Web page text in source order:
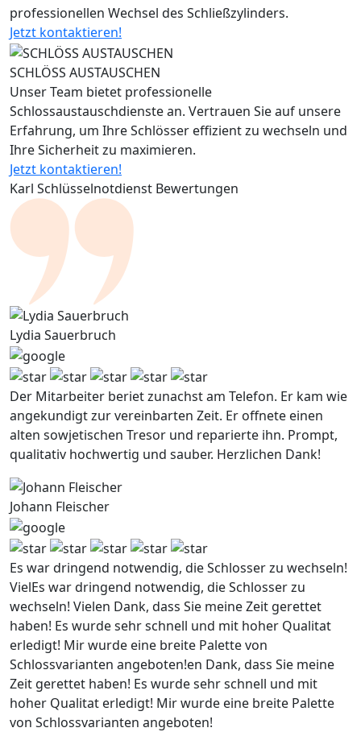
professionellen Wechsel des Schließzylinders.
Jetzt kontaktieren!
SCHLÖSS AUSTAUSCHEN
Unser Team bietet professionelle
Schlossaustauschdienste an. Vertrauen Sie auf unsere
Erfahrung, um Ihre Schlösser effizient zu wechseln und
Ihre Sicherheit zu maximieren.
Jetzt kontaktieren!
Karl Schlüsselnotdienst Bewertungen
Lydia Sauerbruch
Der Mitarbeiter beriet zunachst am Telefon. Er kam wie
angekundigt zur vereinbarten Zeit. Er offnete einen
alten sowjetischen Tresor und reparierte ihn. Prompt,
qualitativ hochwertig und sauber. Herzlichen Dank!
Johann Fleischer
Es war dringend notwendig, die Schlosser zu wechseln!
VielEs war dringend notwendig, die Schlosser zu
wechseln! Vielen Dank, dass Sie meine Zeit gerettet
haben! Es wurde sehr schnell und mit hoher Qualitat
erledigt! Mir wurde eine breite Palette von
Schlossvarianten angeboten!en Dank, dass Sie meine
Zeit gerettet haben! Es wurde sehr schnell und mit
hoher Qualitat erledigt! Mir wurde eine breite Palette
von Schlossvarianten angeboten!